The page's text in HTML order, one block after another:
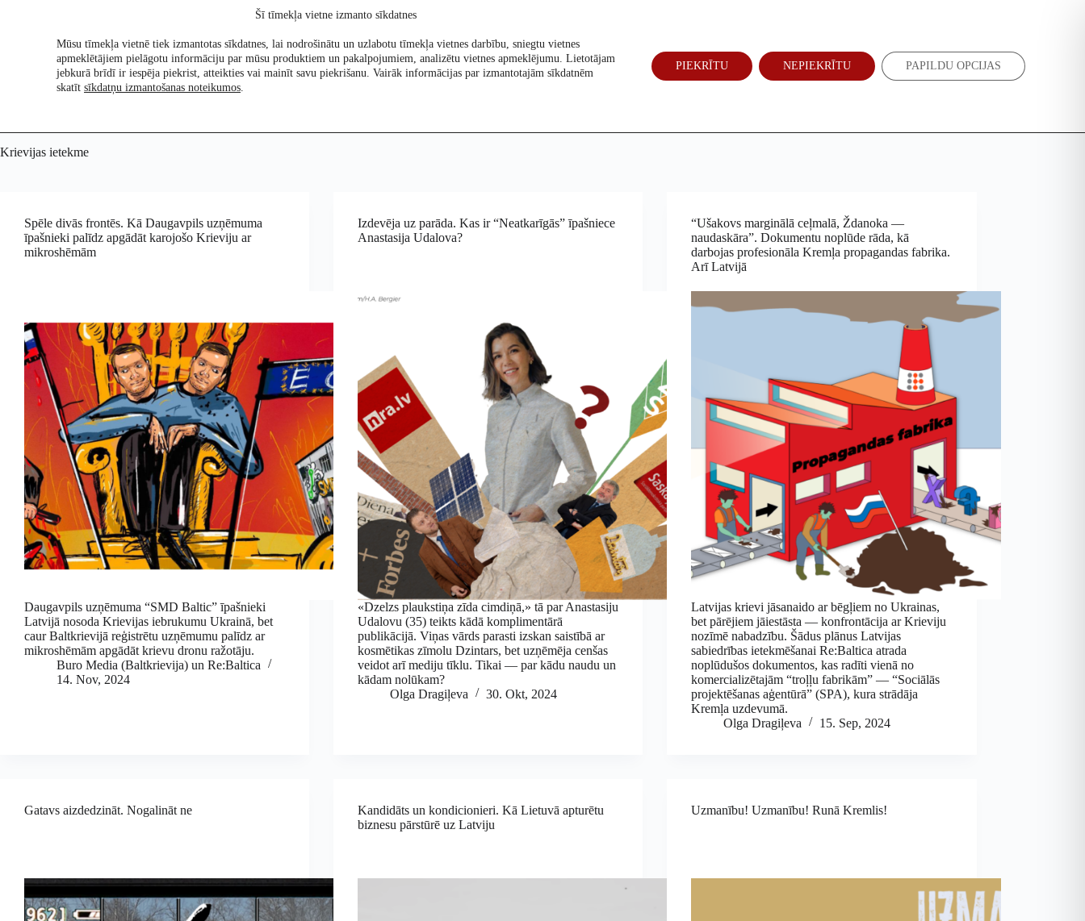
Pētījumi Re:Check Par mums Vēlēšanas 2026 EN RU
Krievijas ietekme
Spēle divās frontēs. Kā Daugavpils uzņēmuma
īpašnieki palīdz apgādāt karojošo Krieviju ar
mikroshēmām
Daugavpils uzņēmuma “SMD Baltic” īpašnieki
Latvijā nosoda Krievijas iebrukumu Ukrainā, bet
caur Baltkrievijā reģistrētu uzņēmumu palīdz ar
mikroshēmām apgādāt krievu dronu ražotāju.
Buro Media (Baltkrievija) un Re:Baltica
14. Nov, 2024
Izdevēja uz parāda. Kas ir “Neatkarīgās” īpašniece
Anastasija Udalova?
«Dzelzs plaukstiņa zīda cimdiņā,» tā par Anastasiju
Udalovu (35) teikts kādā komplimentārā
publikācijā. Viņas vārds parasti izskan saistībā ar
kosmētikas zīmolu Dzintars, bet uzņēmēja cenšas
veidot arī mediju tīklu. Tikai — par kādu naudu un
kādam nolūkam?
Olga Dragiļeva
30. Okt, 2024
“Ušakovs marginālā ceļmalā, Ždanoka —
naudaskāra”. Dokumentu noplūde rāda, kā
darbojas profesionāla Kremļa propagandas fabrika.
Arī Latvijā
Latvijas krievi jāsanaido ar bēgļiem no Ukrainas,
bet pārējiem jāiestāsta — konfrontācija ar Krieviju
nozīmē nabadzību. Šādus plānus Latvijas
sabiedrības ietekmēšanai Re:Baltica atrada
noplūdušos dokumentos, kas radīti vienā no
komercializētajām “troļļu fabrikām” — “Sociālās
projektēšanas aģentūrā” (SPA), kura strādāja
Kremļa uzdevumā.
Olga Dragiļeva
15. Sep, 2024
Gatavs aizdedzināt. Nogalināt ne
Kandidāts un kondicionieri. Kā Lietuvā apturētu
biznesu pārstūrē uz Latviju
Uzmanību! Uzmanību! Runā Kremlis!
Šī tīmekļa vietne izmanto sīkdatnes
Mūsu tīmekļa vietnē tiek izmantotas sīkdatnes, lai nodrošinātu un uzlabotu tīmekļa vietnes darbību, sniegtu vietnes
apmeklētājiem pielāgotu informāciju par mūsu produktiem un pakalpojumiem, analizētu vietnes apmeklējumu. Lietotājam
jebkurā brīdī ir iespēja piekrist, atteikties vai mainīt savu piekrišanu. Vairāk informācijas par izmantotajām sīkdatnēm
skatīt sīkdatņu izmantošanas noteikumos.
PIEKRĪTU NEPIEKRĪTU PAPILDU OPCIJAS